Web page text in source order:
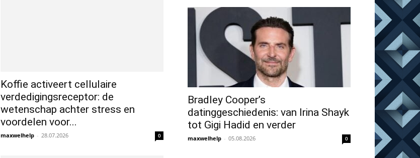
Koffie activeert cellulaire
verdedigingsreceptor: de
wetenschap achter stress en
voordelen voor...
maxwelhelp - 28.07.2026 0
Bradley Cooper’s
datinggeschiedenis: van Irina Shayk
tot Gigi Hadid en verder
maxwelhelp - 05.08.2026 0